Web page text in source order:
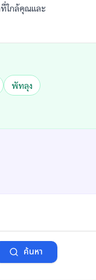
ที่ใกล้คุณและ
พัทลุง
ค้นหา